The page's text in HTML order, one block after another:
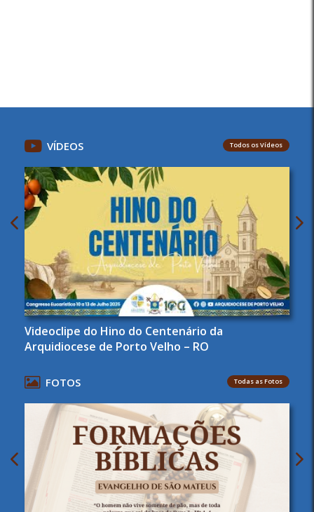
VÍDEOS Todos os Vídeos
Videoclipe do Hino do Centenário da
Arquidiocese de Porto Velho – RO
FOTOS Todas as Fotos